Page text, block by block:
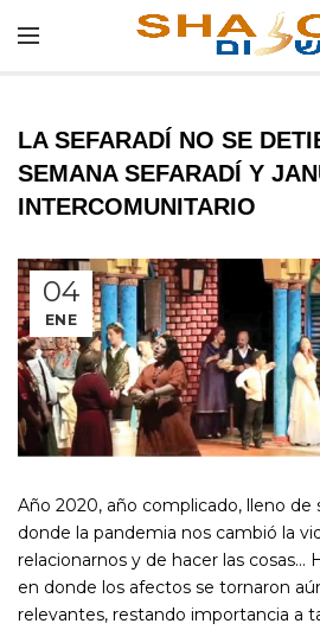
LA SEFARADÍ NO SE
SEMANA SEFARADÍ Y
INTERCOMUNITARIO
04
ENE
Año 2020, año complicado, lleno de
donde la pandemia nos cambió la
relacionarnos y de hacer las cosas…
en donde los afectos se tornaron
relevantes, restando importancia a